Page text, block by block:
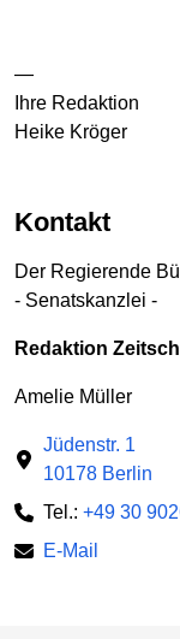
—
Ihre Redaktion
Heike Kröger
Kontakt
Der Regierende
- Senatskanzlei -
Redaktion
Amelie Müller
Jüdenstr. 1
10178 Berlin
Tel.: +49 30
E-Mail